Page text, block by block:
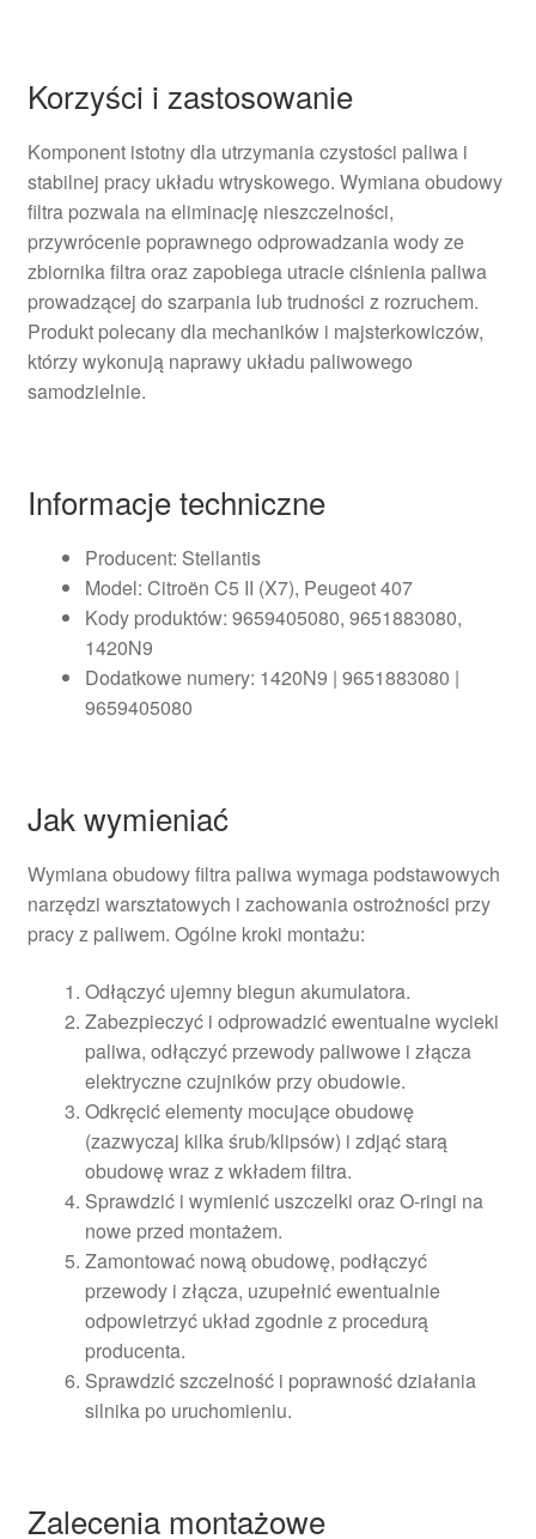
Korzyści i zastosowanie
Komponent istotny dla utrzymania czystości paliwa i
stabilnej pracy układu wtryskowego. Wymiana obudowy
filtra pozwala na eliminację nieszczelności,
przywrócenie poprawnego odprowadzania wody ze
zbiornika filtra oraz zapobiega utracie ciśnienia paliwa
prowadzącej do szarpania lub trudności z rozruchem.
Produkt polecany dla mechaników i majsterkowiczów,
którzy wykonują naprawy układu paliwowego
samodzielnie.
Informacje techniczne
Producent: Stellantis
Model: Citroën C5 II (X7), Peugeot 407
Kody produktów: 9659405080, 9651883080,
1420N9
Dodatkowe numery: 1420N9 | 9651883080 |
9659405080
Jak wymieniać
Wymiana obudowy filtra paliwa wymaga podstawowych
narzędzi warsztatowych i zachowania ostrożności przy
pracy z paliwem. Ogólne kroki montażu:
Odłączyć ujemny biegun akumulatora.
Zabezpieczyć i odprowadzić ewentualne wycieki
paliwa, odłączyć przewody paliwowe i złącza
elektryczne czujników przy obudowie.
Odkręcić elementy mocujące obudowę
(zazwyczaj kilka śrub/klipsów) i zdjąć starą
obudowę wraz z wkładem filtra.
Sprawdzić i wymienić uszczelki oraz O-ringi na
nowe przed montażem.
Zamontować nową obudowę, podłączyć
przewody i złącza, uzupełnić ewentualnie
odpowietrzyć układ zgodnie z procedurą
producenta.
Sprawdzić szczelność i poprawność działania
silnika po uruchomieniu.
Zalecenia montażowe